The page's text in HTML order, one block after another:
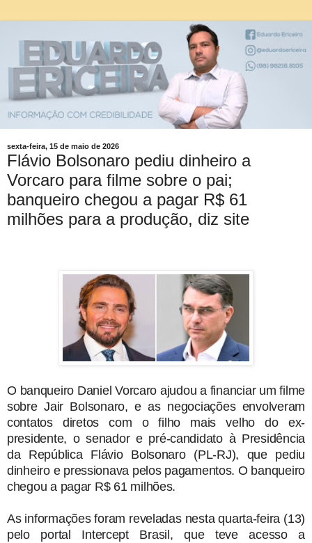
sexta-feira, 15 de maio de 2026
Flávio Bolsonaro pediu dinheiro a
Vorcaro para filme sobre o pai;
banqueiro chegou a pagar R$ 61
milhões para a produção, diz site
O banqueiro Daniel Vorcaro ajudou a financiar um filme
sobre Jair Bolsonaro, e as negociações envolveram
contatos diretos com o filho mais velho do ex-
presidente, o senador e pré-candidato à Presidência
da República Flávio Bolsonaro (PL-RJ), que pediu
dinheiro e pressionava pelos pagamentos. O banqueiro
chegou a pagar R$ 61 milhões.
As informações foram reveladas nesta quarta-feira (13)
pelo portal Intercept Brasil, que teve acesso a